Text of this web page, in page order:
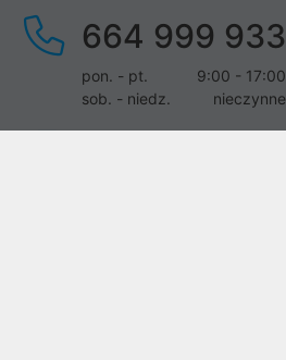
664 999 933
pon. - pt.
9:00 - 17:00
sob. - niedz.
nieczynne